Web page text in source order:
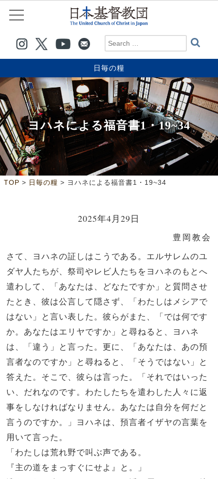
日毎の糧
ヨハネによる福音書1・19~34
TOP > 日毎の糧 > ヨハネによる福音書1・19~34
2025年4月29日
豊岡教会
さて、ヨハネの証しはこうである。エルサレムのユ
ダヤ人たちが、祭司やレビ人たちをヨハネのもとへ
遣わして、「あなたは、どなたですか」と質問させ
たとき、彼は公言して隠さず、「わたしはメシアで
はない」と言い表した。彼らがまた、「では何です
か。あなたはエリヤですか」と尋ねると、ヨハネ
は、「違う」と言った。更に、「あなたは、あの預
言者なのですか」と尋ねると、「そうではない」と
答えた。 そこで、彼らは言った。「それではいった
い、だれなのです。わたしたちを遣わした人々に返
事をしなければなりません。あなたは自分を何だと
言うのですか。」 ヨハネは、預言者イザヤの言葉を
用いて言った。
「わたしは荒れ野で叫ぶ声である。
『主の道をまっすぐにせよ』と。」